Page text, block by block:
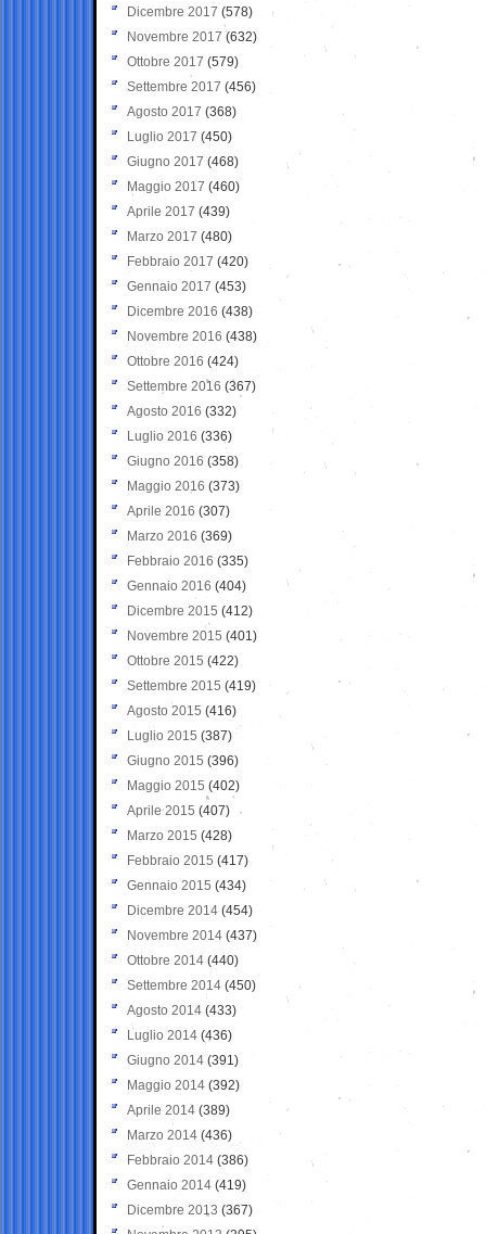
Dicembre 2017 (578)
Novembre 2017 (632)
Ottobre 2017 (579)
Settembre 2017 (456)
Agosto 2017 (368)
Luglio 2017 (450)
Giugno 2017 (468)
Maggio 2017 (460)
Aprile 2017 (439)
Marzo 2017 (480)
Febbraio 2017 (420)
Gennaio 2017 (453)
Dicembre 2016 (438)
Novembre 2016 (438)
Ottobre 2016 (424)
Settembre 2016 (367)
Agosto 2016 (332)
Luglio 2016 (336)
Giugno 2016 (358)
Maggio 2016 (373)
Aprile 2016 (307)
Marzo 2016 (369)
Febbraio 2016 (335)
Gennaio 2016 (404)
Dicembre 2015 (412)
Novembre 2015 (401)
Ottobre 2015 (422)
Settembre 2015 (419)
Agosto 2015 (416)
Luglio 2015 (387)
Giugno 2015 (396)
Maggio 2015 (402)
Aprile 2015 (407)
Marzo 2015 (428)
Febbraio 2015 (417)
Gennaio 2015 (434)
Dicembre 2014 (454)
Novembre 2014 (437)
Ottobre 2014 (440)
Settembre 2014 (450)
Agosto 2014 (433)
Luglio 2014 (436)
Giugno 2014 (391)
Maggio 2014 (392)
Aprile 2014 (389)
Marzo 2014 (436)
Febbraio 2014 (386)
Gennaio 2014 (419)
Dicembre 2013 (367)